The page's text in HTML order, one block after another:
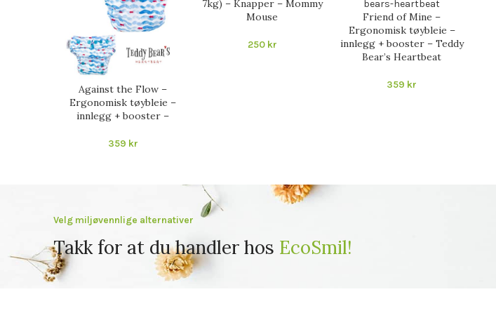
Against the Flow –
Ergonomisk tøybleie –
innlegg + booster –
359 kr
7kg) – Knapper – Mommy
Mouse
250 kr
Friend of Mine –
Ergonomisk tøybleie –
innlegg + booster – Teddy
Bear’s Heartbeat
359 kr
Velg miljøvennlige alternativer
Takk for at du handler hos EcoSmil!